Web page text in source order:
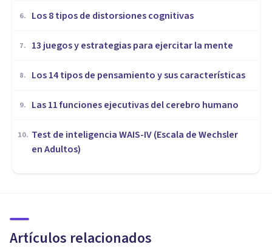
6. Los 8 tipos de distorsiones cognitivas
7. 13 juegos y estrategias para ejercitar la mente
8. Los 14 tipos de pensamiento y sus características
9. Las 11 funciones ejecutivas del cerebro humano
10. Test de inteligencia WAIS-IV (Escala de Wechsler
en Adultos)
Artículos relacionados
es exactamente?